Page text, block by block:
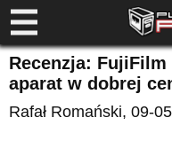
Recenzja: FujiFilm
aparat w dobrej
Rafał Romański, 09-